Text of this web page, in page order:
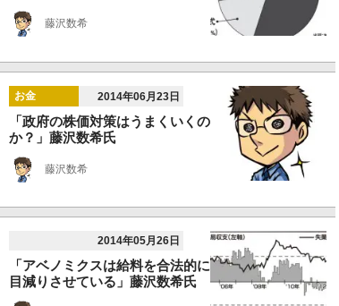
藤沢数希
お金 2014年06月23日
「政府の株価対策はうまくいくの
か？」藤沢数希氏
藤沢数希
2014年05月26日
「アベノミクスは給料を合法的に
目減りさせている」藤沢数希氏